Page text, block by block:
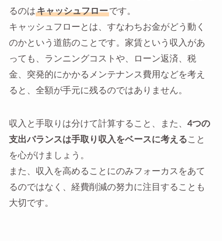
るのはキャッシュフローです。
キャッシュフローとは、すなわちお金がどう動く
のかという道筋のことです。家賃という収入があ
っても、ランニングコストや、ローン返済、税
金、突発的にかかるメンテナンス費用などを考え
ると、全額が手元に残るのではありません。
収入と手取りは分けて計算すること、また、 4つの
支出バランスは手取り収入をベースに考えること
を心がけましょう。
また、収入を高めることにのみフォーカスをあて
るのではなく、経費削減の努力に注目することも
大切です。